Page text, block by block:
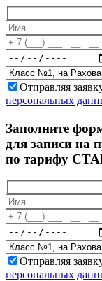
Отправляя
персональных
Заполните
для записи на
по тарифу
Отправляя
персональных